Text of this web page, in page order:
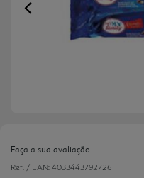
Previous
Faça a sua avaliação
Ref. / EAN: 4033443792726